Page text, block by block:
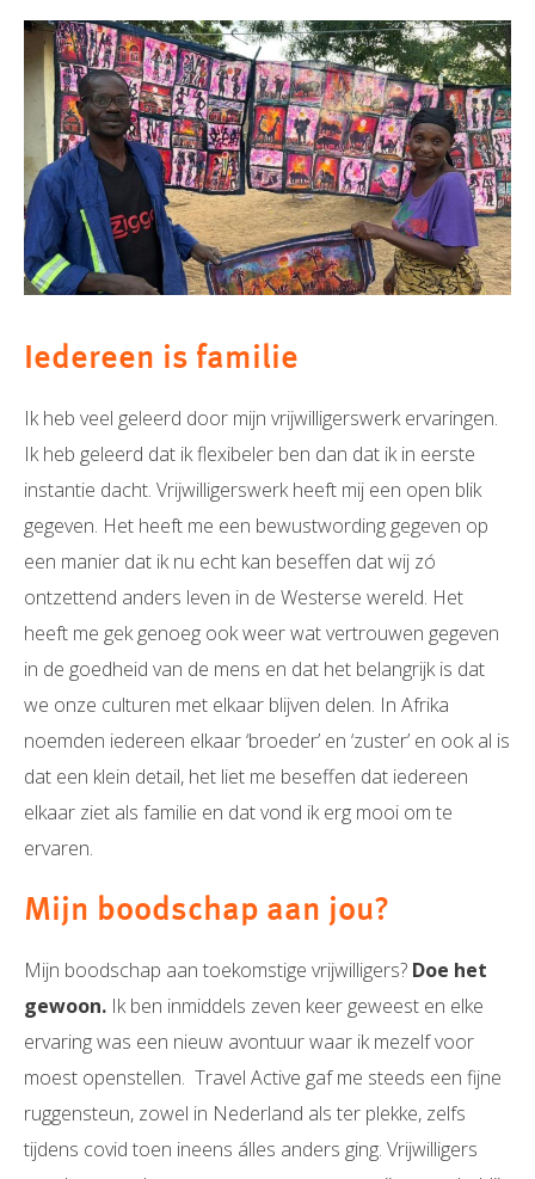
Iedereen is familie
Ik heb veel geleerd door mijn vrijwilligerswerk ervaringen.
Ik heb geleerd dat ik flexibeler ben dan dat ik in eerste
instantie dacht. Vrijwilligerswerk heeft mij een open blik
gegeven. Het heeft me een bewustwording gegeven op
een manier dat ik nu echt kan beseffen dat wij zó
ontzettend anders leven in de Westerse wereld. Het
heeft me gek genoeg ook weer wat vertrouwen gegeven
in de goedheid van de mens en dat het belangrijk is dat
we onze culturen met elkaar blijven delen. In Afrika
noemden iedereen elkaar ‘broeder’ en ‘zuster’ en ook al is
dat een klein detail, het liet me beseffen dat iedereen
elkaar ziet als familie en dat vond ik erg mooi om te
ervaren.
Mijn boodschap aan jou?
Mijn boodschap aan toekomstige vrijwilligers? Doe het
gewoon. Ik ben inmiddels zeven keer geweest en elke
ervaring was een nieuw avontuur waar ik mezelf voor
moest openstellen. Travel Active gaf me steeds een fijne
ruggensteun, zowel in Nederland als ter plekke, zelfs
tijdens covid toen ineens álles anders ging. Vrijwilligers